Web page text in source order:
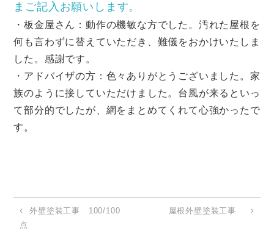
まご記入お願いします。
・板金屋さん：動作の機敏な方でした。汚れた屋根を
何も言わずに替えていただき、難儀をおかけいたしま
した。感謝です。
・アドバイザの方：色々ありがとうございました。家
族のように接していただけました。台風が来るといっ
て部分的でしたが、網をまとめてくれて心強かったで
す。
外壁塗装工事 100/100
点
屋根外壁塗装工事